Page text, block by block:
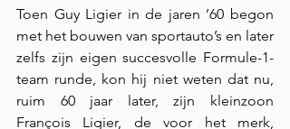
Toen Guy Ligier in de jaren ’60 begon
met het bouwen van sportauto’s en later
zelfs zijn eigen succesvolle Formule-1-
team runde, kon hij niet weten dat nu,
ruim 60 jaar later, zijn kleinzoon
François Ligier, de voor het merk,